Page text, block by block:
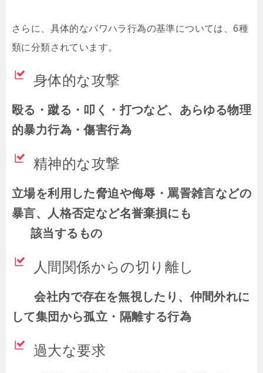
さらに、具体的なパワハラ行為の基準については、6種
類に分類されています。
身体的な攻撃
殴る・蹴る・叩く・打つなど、あらゆる物理
的暴力行為・傷害行為
精神的な攻撃
立場を利用した脅迫や侮辱・罵詈雑言などの
暴言、人格否定など名誉棄損にも
該当するもの
人間関係からの切り離し
会社内で存在を無視したり、仲間外れに
して集団から孤立・隔離する行為
過大な要求